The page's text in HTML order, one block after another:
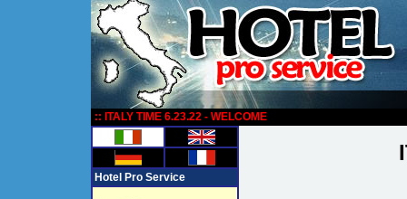
:: ITALY TIME 6.23.22 - WELCOME
Hotel Pro Service